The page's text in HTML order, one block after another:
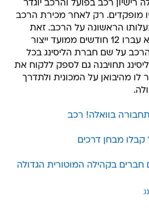
רישיון רכב בפועל והרכב יוגדר
מופקדים. רק לאחר מכירת הרכב
הראשונה על הרכב. זאת
כמובן ובלבד שלא עברו 12 חודשים ממועד ייצור
על שם חברת הליסינג בכל
תחויבנה גם לספק ללקוח את
מהיבואן על המכונית ולתדרך
בוואלה! רכב
קבלו מבחן דרכים
חברים בקהילה המוטורית הגדולה